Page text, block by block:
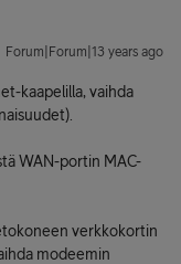
Forum|Forum|13 years ago
kaapelilla, vaihda
WAN-portin MAC-
verkkokortin
modeemin